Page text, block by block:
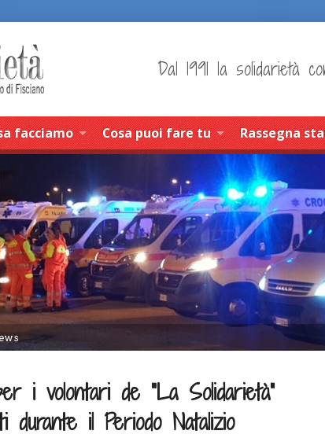
Dal 1991 la solidarietà
facciamo Cosa puoi fare tu Rassegna
i volontari de “La Solidarietà”
il Periodo Natalizio